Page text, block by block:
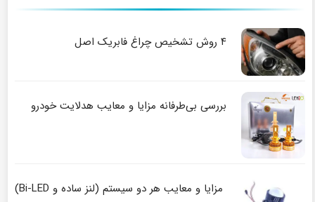
۴ روش تشخیص چراغ فابریک اصل
بررسی بی‌طرفانه مزایا و معایب هدلایت خودرو
مزایا و معایب هر دو سیستم (لنز ساده و Bi-LED)